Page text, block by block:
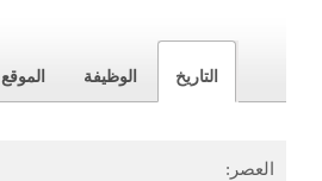
التاريخ الوظيفة الموقع
العصر: